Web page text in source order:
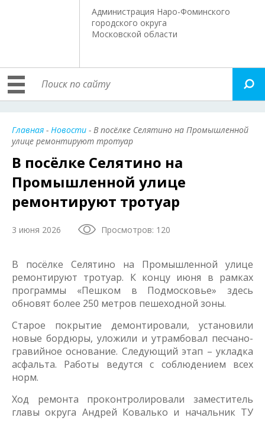
Администрация Наро-Фоминского
городского округа
Московской области
Главная - Новости - В посёлке Селятино на Промышленной
улице ремонтируют тротуар
В посёлке Селятино на
Промышленной улице
ремонтируют тротуар
3 июня 2026 Просмотров: 120
В посёлке Селятино на Промышленной улице
ремонтируют тротуар. К концу июня в рамках
программы «Пешком в Подмосковье» здесь
обновят более 250 метров пешеходной зоны.
Старое покрытие демонтировали, установили
новые бордюры, уложили и утрамбовал песчано-
гравийное основание. Следующий этап – укладка
асфальта. Работы ведутся с соблюдением всех
норм.
Ход ремонта проконтролировали заместитель
главы округа Андрей Ковалько и начальник ТУ